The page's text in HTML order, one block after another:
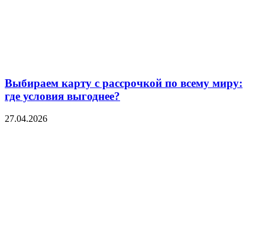
Выбираем карту с рассрочкой по всему миру:
где условия выгоднее?
27.04.2026